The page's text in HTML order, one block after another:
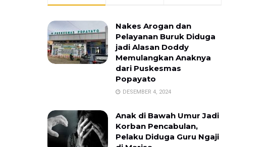
Nakes Arogan dan
Pelayanan Buruk Diduga
jadi Alasan Doddy
Memulangkan Anaknya
dari Puskesmas
Popayato
DESEMBER 4, 2024
Anak di Bawah Umur Jadi
Korban Pencabulan,
Pelaku Diduga Guru Ngaji